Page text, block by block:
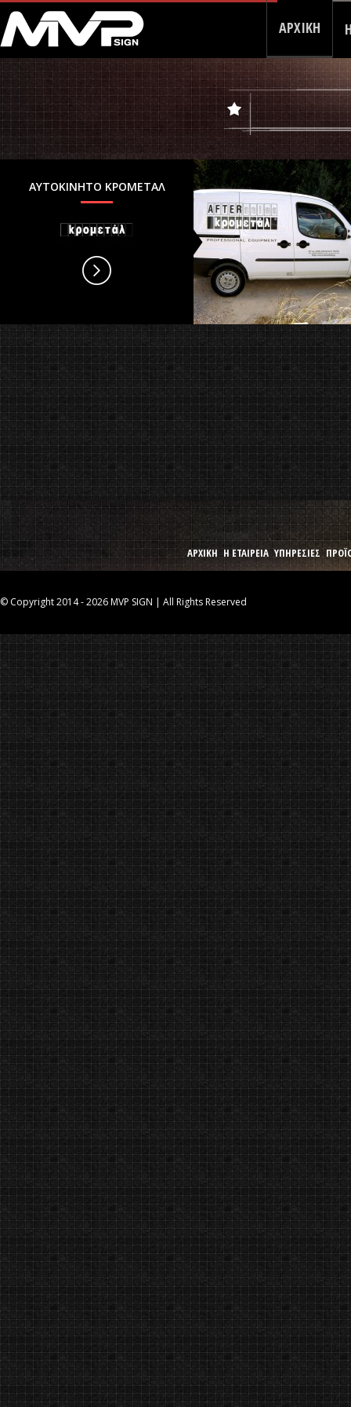
ΑΡΧΙΚΗ
ΑΥΤΟΚΙΝΗΤΟ KΡΟΜΕΤΑΛ
ΑΡΧΙΚΗ Η ΕΤΑΙΡΕΙΑ ΥΠΗΡΕΣΙΕΣ
© Copyright 2014 - 2026 MVP SIGN | All Rights Reserved